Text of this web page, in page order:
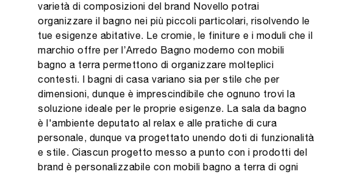
varietà di composizioni del brand Novello potrai
organizzare il bagno nei più piccoli particolari, risolvendo le
tue esigenze abitative. Le cromie, le finiture e i moduli che il
marchio offre per l’Arredo Bagno moderno con mobili
bagno a terra permettono di organizzare molteplici
contesti. I bagni di casa variano sia per stile che per
dimensioni, dunque è imprescindibile che ognuno trovi la
soluzione ideale per le proprie esigenze. La sala da bagno
è l'ambiente deputato al relax e alle pratiche di cura
personale, dunque va progettato unendo doti di funzionalità
e stile. Ciascun progetto messo a punto con i prodotti del
brand è personalizzabile con mobili bagno a terra di ogni